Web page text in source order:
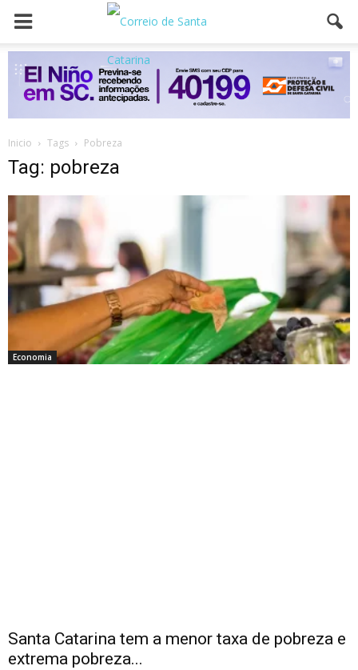
Inicio Tags Pobreza
Tag: pobreza
Economia
Santa Catarina tem a menor taxa de pobreza e
extrema pobreza...